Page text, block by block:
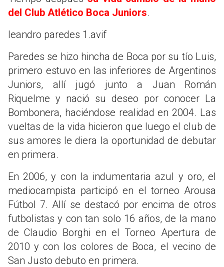
del Club Atlético Boca Juniors.
leandro paredes 1.avif
Paredes se hizo hincha de Boca por su tío Luis,
primero estuvo en las inferiores de Argentinos
Juniors, allí jugó junto a Juan Román
Riquelme y nació su deseo por conocer La
Bombonera, haciéndose realidad en 2004. Las
vueltas de la vida hicieron que luego el club de
sus amores le diera la oportunidad de debutar
en primera.
En 2006, y con la indumentaria azul y oro, el
mediocampista participó en el torneo Arousa
Fútbol 7. Allí se destacó por encima de otros
futbolistas y con tan solo 16 años, de la mano
de Claudio Borghi en el Torneo Apertura de
2010 y con los colores de Boca, el vecino de
San Justo debuto en primera.